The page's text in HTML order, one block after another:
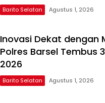
Barito Selatan Agustus 1, 2026
Inovasi Dekat dengan
Polres Barsel Tembus
2026
Barito Selatan Agustus 1, 2026